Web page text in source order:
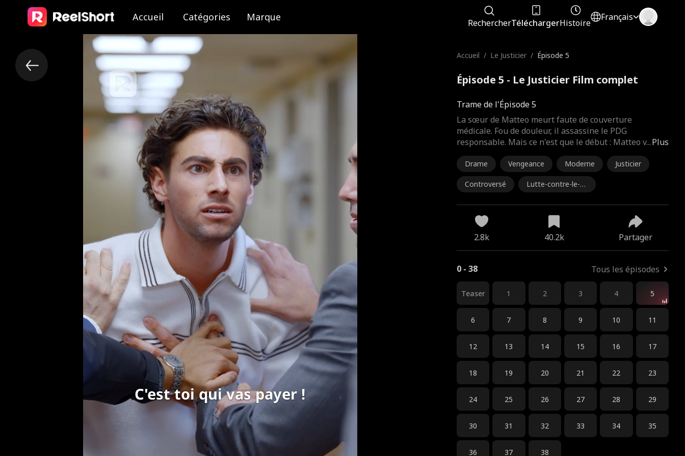
Accueil Catégories Marque RechercherTéléchargerHistoire
Français
Accueil / Le Justicier / Épisode 5
Épisode 5 - Le Justicier Film complet
Trame de l'Épisode 5
Plus
La sœur de Matteo meurt faute de couverture
médicale. Fou de douleur, il assassine le PDG
responsable. Mais ce n'est que le début : Matteo v...
Drame Vengeance Moderne Justicier
Controversé
Lutte-contre-le-Sy
2.8k 40.2k Partager
0 - 38 Tous les épisodes
Teaser 1 2 3 4 5
6 7 8 9 10 11
12 13 14 15 16 17
18 19 20 21 22 23
24 25 26 27 28 29
30 31 32 33 34 35
36 37 38